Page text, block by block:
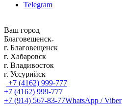
Telegram
Ваш город
Благовещенск
г. Благовещенск
г. Хабаровск
г. Владивосток
г. Уссурийск
+7 (4162) 999-777
+7 (4162) 999-777
+7 (914) 567-83-77WhatsApp / Viber